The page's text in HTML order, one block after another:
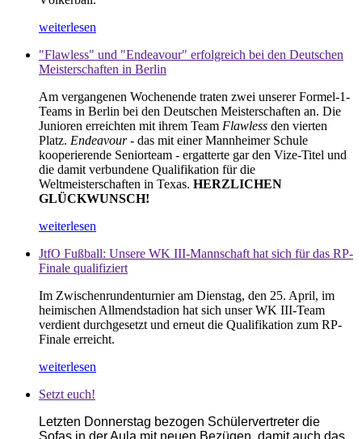
weiterlesen
"Flawless" und "Endeavour" erfolgreich bei den Deutschen
Meisterschaften in Berlin
Am vergangenen Wochenende traten zwei unserer Formel-1-
Teams in Berlin bei den Deutschen Meisterschaften an. Die
Junioren erreichten mit ihrem Team Flawless den vierten
Platz. Endeavour- das mit einer Mannheimer Schule
kooperierende Seniorteam - ergatterte gar den Vize-Titel und
die damit verbundene Qualifikation für die
Weltmeisterschaften in Texas. HERZLICHEN
GLÜCKWUNSCH!
weiterlesen
JtfO Fußball: Unsere WK III-Mannschaft hat sich für das RP-
Finale qualifiziert
Im Zwischenrundenturnier am Dienstag, den 25. April, im
heimischen Allmendstadion hat sich unser WK III-Team
verdient durchgesetzt und erneut die Qualifikation zum RP-
Finale erreicht.
weiterlesen
Setzt euch!
Letzten Donnerstag bezogen Schülervertreter die
Sofas in der Aula mit neuen Bezügen, damit auch das